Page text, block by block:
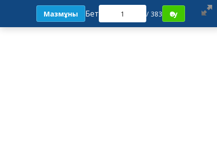
Мазмұны Бет / 383 Өту